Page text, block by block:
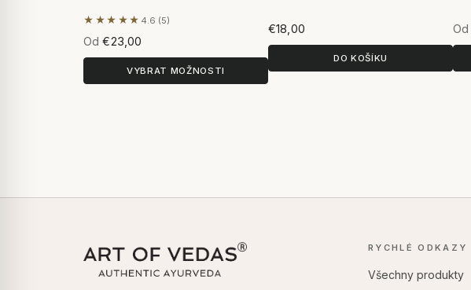
★★★★★ 4.6 (5)
Na základě 5 hodnocení
Od €23,00
VYBRAT MOŽNOSTI
€18,00
DO KOŠÍKU
Od
RYCHLÉ ODKAZY
Všechny produkty